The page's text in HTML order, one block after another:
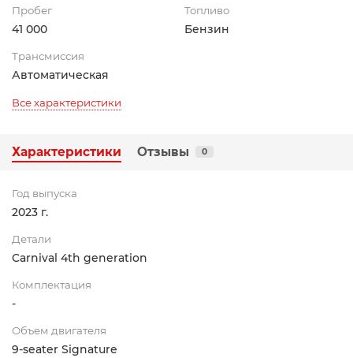
Пробег
41 000
Топливо
Бензин
Трансмиссия
Автоматическая
Все характеристики
Характеристики Отзывы 0
Год выпуска
2023 г.
Детали
Carnival 4th generation
Комплектация
-
Объем двигателя
9-seater Signature